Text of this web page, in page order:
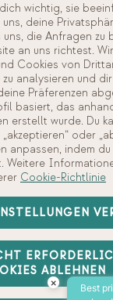
Arbeite
Mein Account
Verwalten Ihrer
Check in
prüfen
Camping Interpals,
·
für soziale
wichtig, sie
deine
die Anfragen zu
an uns richtest.
Cookies von
analysieren und
Präferenzen
basiert, das
erstellt wurde. Du
oder
anpassen, indem du
Weitere
Cookie-Richtlinie
ABLEHNEN
×
Best